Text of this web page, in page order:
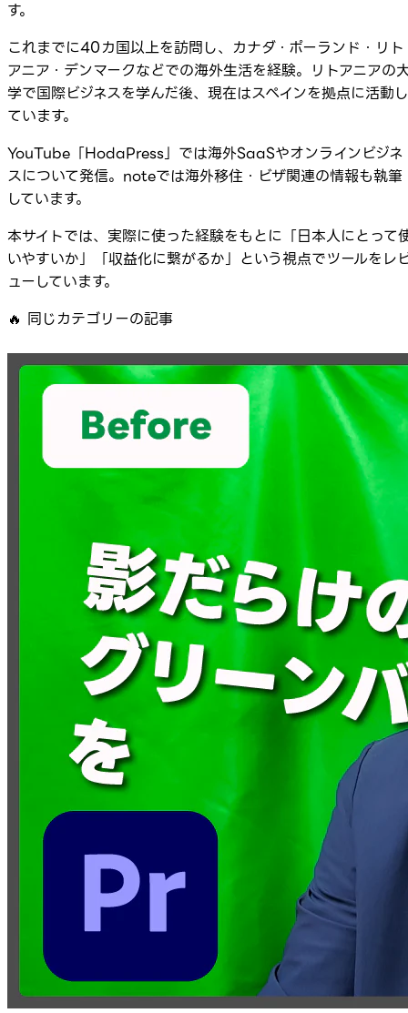
す。
これまでに40カ国以上を訪問し、カナダ・ポーランド・リト
アニア・デンマークなどでの海外生活を経験。リトアニアの
学で国際ビジネスを学んだ後、現在はスペインを拠点に活動し
ています。
YouTube「HodaPress」では海外SaaSやオンラインビジネ
スについて発信。noteでは海外移住・ビザ関連の情報も執筆
しています。
本サイトでは、実際に使った経験をもとに「日本人にとって
いやすいか」「収益化に繋がるか」という視点でツールをレ
ューしています。
🔥 同じカテゴリーの記事